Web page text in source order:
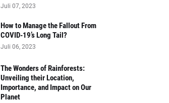
Juli 07, 2023
How to Manage the Fallout From
COVID-19’s Long Tail?
Juli 06, 2023
The Wonders of Rainforests:
Unveiling their Location,
Importance, and Impact on Our
Planet